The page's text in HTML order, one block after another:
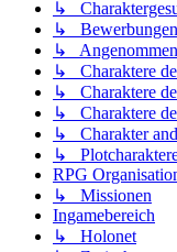
↳
↳ Bewerbungen
↳
↳ Charaktere
↳ Charaktere
↳ Charaktere
↳ Charakter
↳
RPG
↳ Missionen
Ingamebereich
↳ Holonet